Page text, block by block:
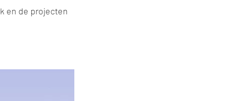
en de projecten